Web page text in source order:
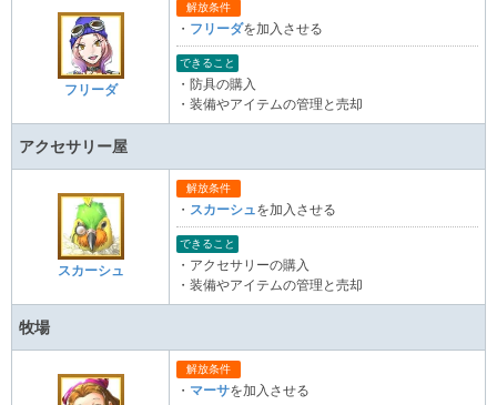
フリーダ
解放条件
・ フリーダを加入させる
できること
・防具の購入
・装備やアイテムの管理と売却
アクセサリー屋
スカーシュ
解放条件
・ スカーシュを加入させる
できること
・アクセサリーの購入
・装備やアイテムの管理と売却
牧場
解放条件
・ マーサを加入させる